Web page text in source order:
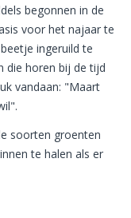
begonnen in de
voor het najaar te
ingeruild te
die horen bij de tijd
vandaan: "Maart
soorten groenten
te halen als er